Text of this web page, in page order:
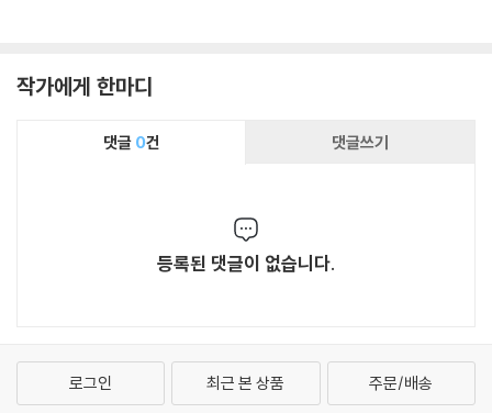
작가에게 한마디
댓글 0건 댓글쓰기
등록된 댓글이 없습니다.
로그인 최근 본 상품 주문/배송